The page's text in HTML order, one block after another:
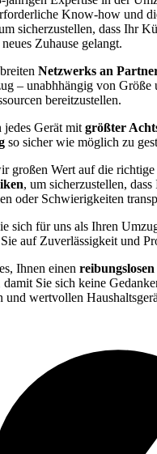
Know-how und
sicherzustellen, dass Ihr
Zuhause gelangt.
Netzwerks an
– unabhhängig von
bereitzustellen.
jedes Gerät mit größter
so sicher wie möglich zu
großen Wert auf die
, um sicherzustellen, dass
oder Schwierigkeiten
sich für uns als Ihren
auf Zuverlässigkeit und
Ihnen einen
damit Sie sich keine
und wertvollen